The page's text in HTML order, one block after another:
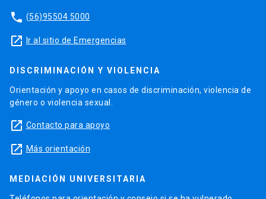
phone (56)95504 5000
launch Ir al sitio de Emergencias
DISCRIMINACIÓN Y VIOLENCIA
Orientación y apoyo en casos de discriminación, violencia de
género o violencia sexual.
launch Contacto para apoyo
launch Más orientación
MEDIACIÓN UNIVERSITARIA